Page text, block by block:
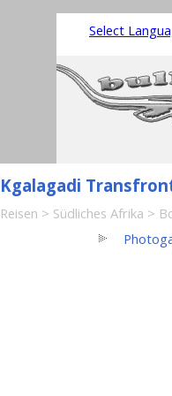
Select
Kgalagadi
Reisen > Südliches Afrika >